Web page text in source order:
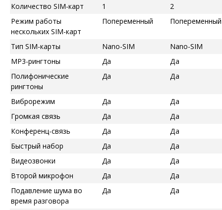
Количество SIM-карт
1
2
Режим работы
нескольких SIM-карт
Попеременный Попеременный
Тип SIM-карты Nano-SIM
Nano-SIM
MP3-рингтоны
Да
Да
Полифонические
рингтоны
Да Да
Виброрежим Да
Да
Громкая связь
Да
Да
Конференц-связь
Да
Да
Быстрый набор
Да
Да
Видеозвонки
Да
Да
Второй микрофон
Да
Да
Подавление шума во
время разговора
Да Да